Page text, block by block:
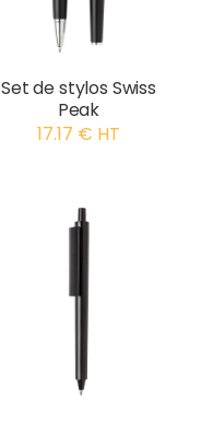
Set de stylos Swiss
Peak
17.17 € HT